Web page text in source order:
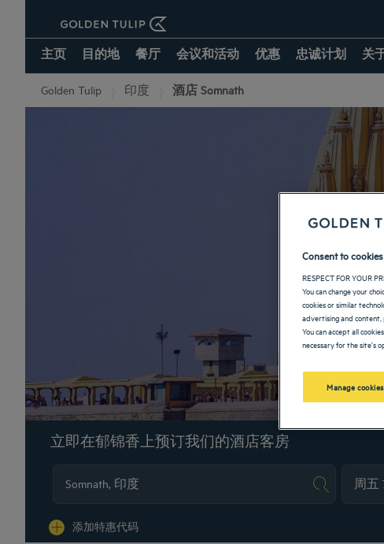
主页 目的地 餐厅 会议和活动 优惠 忠诚计划 关
Golden Tulip 印度 酒店 Somnath
立即在郁锦香上预订我们的酒店客房
添加特惠代码
Consent to cookies
RESPECT FOR YOUR
You can change your
cookies or similar
advertising and content,
You can accept all
necessary for the site's
Manage cookies